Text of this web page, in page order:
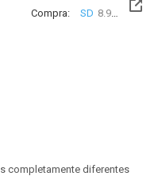
Compra: SD 8.99 €
completamente diferentes